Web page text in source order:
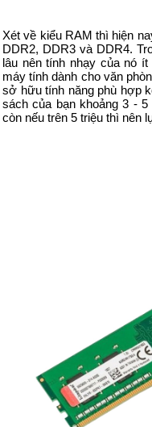
Xét về kiểu RAM thì hiện
DDR2, DDR3 và DDR4.
lâu nên tính nhạy của nó
máy tính dành cho văn
sở hữu tính năng phù hợp
sách của bạn khoảng 3 -
còn nếu trên 5 triệu thì nên